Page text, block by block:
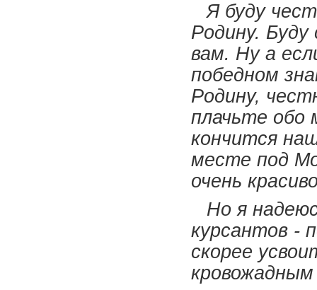
Я буду
Родину. Буду
вам. Ну а
победном
Родину,
плачьте обо
кончится
месте под
очень
Но я
курсантов -
скорее